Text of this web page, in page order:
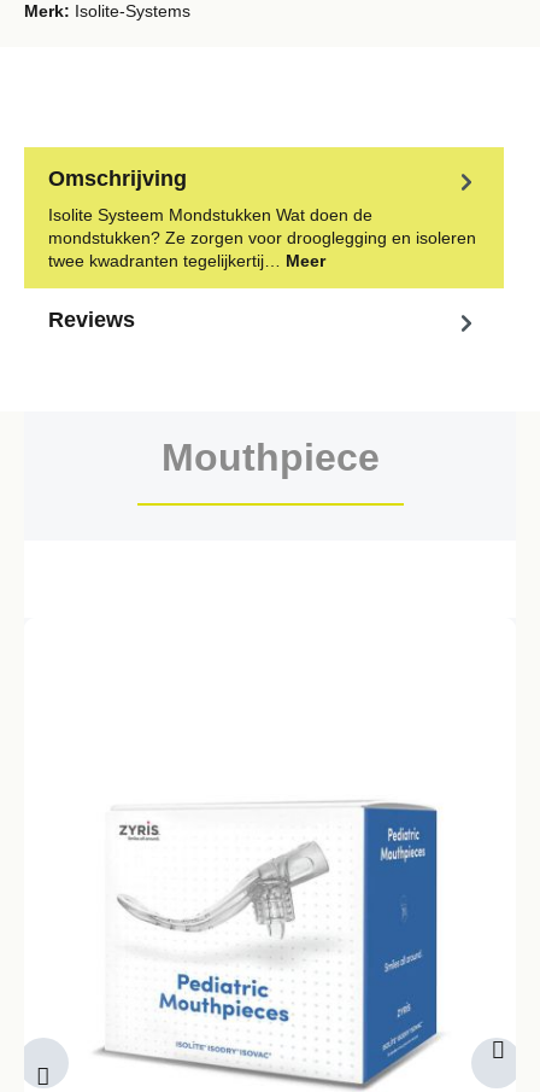
Merk: Isolite-Systems
Omschrijving
Isolite Systeem Mondstukken Wat doen de
mondstukken? Ze zorgen voor drooglegging en isoleren
twee kwadranten tegelijkertij… Meer
Reviews
Mouthpiece